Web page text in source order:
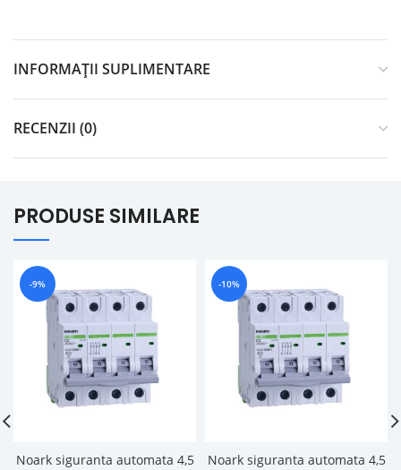
INFORMAȚII SUPLIMENTARE
RECENZII (0)
PRODUSE SIMILARE
-9%
Noark siguranta automata 4,5
-10%
Noark siguranta automata 4,5